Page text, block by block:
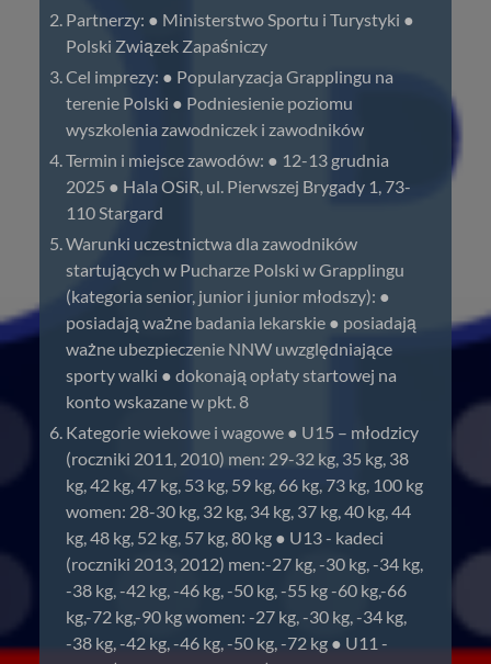
Partnerzy: ● Ministerstwo Sportu i Turystyki ●
Polski Związek Zapaśniczy
Cel imprezy: ● Popularyzacja Grapplingu na
terenie Polski ● Podniesienie poziomu
wyszkolenia zawodniczek i zawodników
Termin i miejsce zawodów: ● 12-13 grudnia
2025 ● Hala OSiR, ul. Pierwszej Brygady 1, 73-
110 Stargard
Warunki uczestnictwa dla zawodników
startujących w Pucharze Polski w Grapplingu
(kategoria senior, junior i junior młodszy): ●
posiadają ważne badania lekarskie ● posiadają
ważne ubezpieczenie NNW uwzględniające
sporty walki ● dokonają opłaty startowej na
konto wskazane w pkt. 8
Kategorie wiekowe i wagowe ● U15 – młodzicy
(roczniki 2011, 2010) men: 29-32 kg, 35 kg, 38
kg, 42 kg, 47 kg, 53 kg, 59 kg, 66 kg, 73 kg, 100 kg
women: 28-30 kg, 32 kg, 34 kg, 37 kg, 40 kg, 44
kg, 48 kg, 52 kg, 57 kg, 80 kg ● U13 - kadeci
(roczniki 2013, 2012) men:-27 kg, -30 kg, -34 kg,
-38 kg, -42 kg, -46 kg, -50 kg, -55 kg -60 kg,-66
kg,-72 kg,-90 kg women: -27 kg, -30 kg, -34 kg,
-38 kg, -42 kg, -46 kg, -50 kg, -72 kg ● U11 -